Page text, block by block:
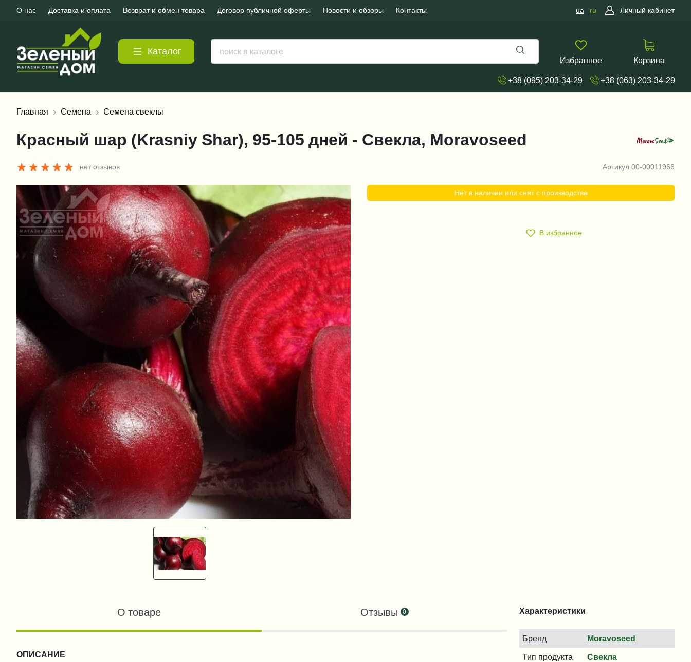
О нас Доставка и оплата Возврат и обмен товара Договор публичной оферты Новости и обзоры Контакты ua ru Личный кабинет
Каталог
Избранное Корзина
+38 (095) 203-34-29 +38 (063) 203-34-29
Главная Семена Семена свеклы
Артикул 00-00011966
Красный шар (Krasniy Shar), 95-105 дней - Свекла, Moravoseed
нет отзывов
Нет в наличии или снят с производства
В избранное
Характеристики
Бренд Moravoseed
Тип продукта Свекла
О товаре Отзывы 0
ОПИСАНИЕ